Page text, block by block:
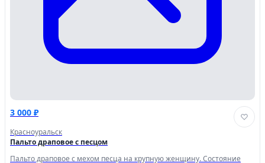
3 000 ₽
Красноуральск
Пальто драповое с песцом
Пальто драповое с мехом песца на крупную женщину. Состояние